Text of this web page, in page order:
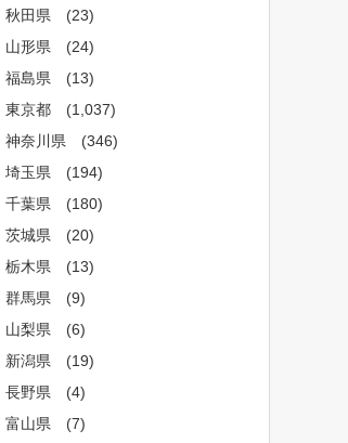
秋田県
(23)
山形県
(24)
福島県
(13)
東京都
(1,037)
神奈川県
(346)
埼玉県
(194)
千葉県
(180)
茨城県
(20)
栃木県
(13)
群馬県
(9)
山梨県
(6)
新潟県
(19)
長野県
(4)
富山県
(7)